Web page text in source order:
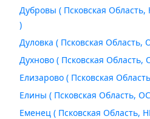
Дубровы ( Псковская
)
Дуловка ( Псковская
Духново ( Псковская
Елизарово ( Псковская
Елины ( Псковская Область,
Еменец ( Псковская